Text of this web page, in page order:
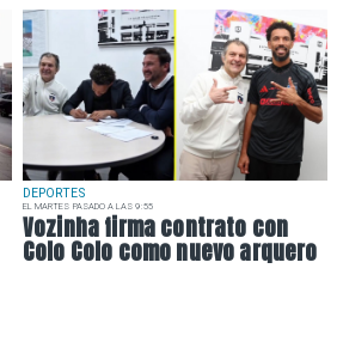
DEPORTES
EL MARTES PASADO A LAS 9:55
Vozinha firma contrato con
Colo Colo como nuevo arquero